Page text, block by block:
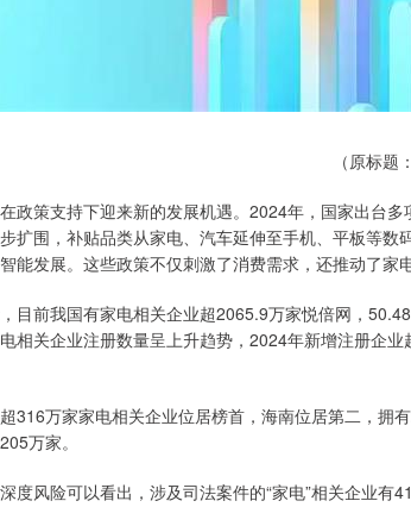
（原标
政策支持下迎来新的发展机遇。2024年，国家出台
扩围，补贴品类从家电、汽车延伸至手机、平板等数
能发展。这些政策不仅刺激了消费需求，还推动了家
目前我国有家电相关企业超2065.9万家悦倍网，
相关企业注册数量呈上升趋势，2024年新增注册企
316万家家电相关企业位居榜首，海南位居第二，拥
万家。
度风险可以看出，涉及司法案件的“家电”相关企业有